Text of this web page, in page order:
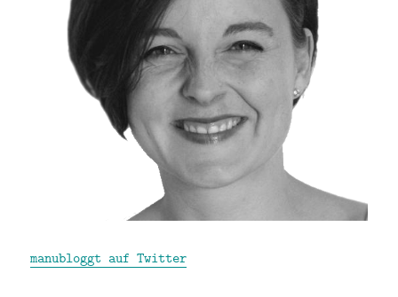
manubloggt auf Twitter